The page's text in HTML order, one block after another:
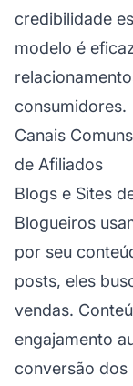
credibilidade
modelo é
consumidores.
Canais
de Afiliados
Blogs e Sites
Blogueiros
por seu
posts, eles
vendas.
engajamento
conversão dos